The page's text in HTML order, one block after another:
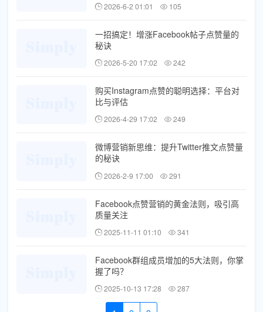
2026-6-2 01:01 105
一招搞定！增涨Facebook帖子点赞量的
秘诀
2026-5-20 17:02 242
购买Instagram点赞的聪明选择：平台对
比与评估
2026-4-29 17:02 249
微博营销新思维：提升Twitter推文点赞量
的秘诀
2026-2-9 17:00 291
Facebook点赞营销的黄金法则，吸引高
质量关注
2025-11-11 01:10 341
Facebook群组成员增加的5大法则，你掌
握了吗？
2025-10-13 17:28 287